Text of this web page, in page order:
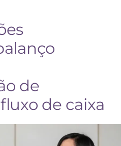
de
de caixa